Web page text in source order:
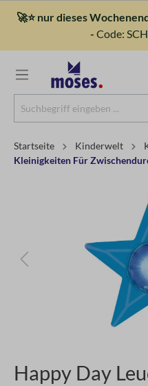
🚀⭐ nur dieses
- Code:
Startseite Kinderwelt
Kleinigkeiten Für
Happy Day